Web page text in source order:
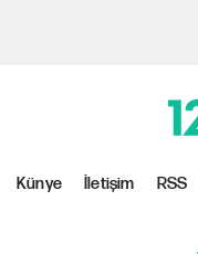
Künye İletişim RSS